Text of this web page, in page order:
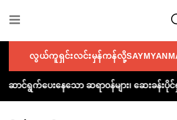
လွယ်ကူရှင်းလင်းမှန်ကန်လို့
ောင်ရွက်ပေးနေသော ဆရာ၀န်များ၊ ဆေး